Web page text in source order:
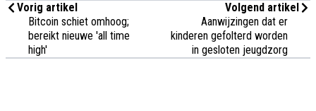
Vorig artikel
Bitcoin schiet omhoog;
bereikt nieuwe 'all time
high'
Volgend artikel
Aanwijzingen dat er
kinderen gefolterd worden
in gesloten jeugdzorg